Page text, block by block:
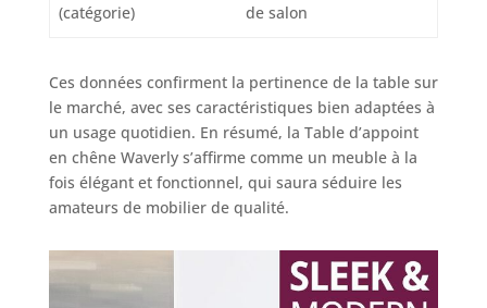
(catégorie)
de salon
Ces données confirment la pertinence de la table sur
le marché, avec ses caractéristiques bien adaptées à
un usage quotidien. En résumé, la Table d’appoint
en chêne Waverly s’affirme comme un meuble à la
fois élégant et fonctionnel, qui saura séduire les
amateurs de mobilier de qualité.